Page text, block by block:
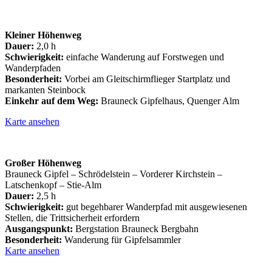
Kleiner Höhenweg
Dauer: 2,0 h
Schwierigkeit: einfache Wanderung auf Forstwegen und
Wanderpfaden
Besonderheit: Vorbei am Gleitschirmflieger Startplatz und
markanten Steinbock
Einkehr auf dem Weg: Brauneck Gipfelhaus, Quenger Alm
Karte ansehen
Großer Höhenweg
Brauneck Gipfel – Schrödelstein – Vorderer Kirchstein –
Latschenkopf – Stie-Alm
Dauer: 2,5 h
Schwierigkeit: gut begehbarer Wanderpfad mit ausgewiesenen
Stellen, die Trittsicherheit erfordern
Ausgangspunkt: Bergstation Brauneck Bergbahn
Besonderheit: Wanderung für Gipfelsammler
Karte ansehen